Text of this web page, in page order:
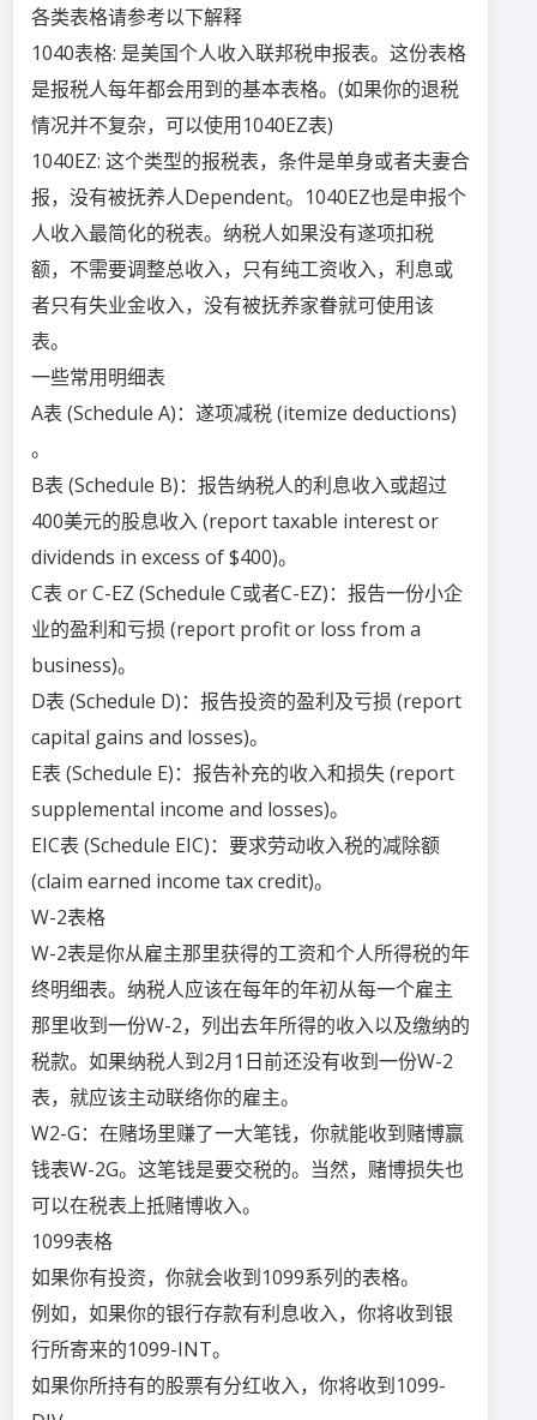
各类表格请参考以下解释
1040表格: 是美国个人收入联邦税申报表。这份表格
是报税人每年都会用到的基本表格。(如果你的退税
情况并不复杂，可以使用1040EZ表)
1040EZ: 这个类型的报税表，条件是单身或者夫妻合
报，没有被抚养人Dependent。1040EZ也是申报个
人收入最简化的税表。纳税人如果没有遂项扣税
额，不需要调整总收入，只有纯工资收入，利息或
者只有失业金收入，没有被抚养家眷就可使用该
表。
一些常用明细表
A表 (Schedule A)：遂项减税 (itemize deductions)
。
B表 (Schedule B)：报告纳税人的利息收入或超过
400美元的股息收入 (report taxable interest or
dividends in excess of $400)。
C表 or C-EZ (Schedule C或者C-EZ)：报告一份小企
业的盈利和亏损 (report profit or loss from a
business)。
D表 (Schedule D)：报告投资的盈利及亏损 (report
capital gains and losses)。
E表 (Schedule E)：报告补充的收入和损失 (report
supplemental income and losses)。
EIC表 (Schedule EIC)：要求劳动收入税的减除额
(claim earned income tax credit)。
W-2表格
W-2表是你从雇主那里获得的工资和个人所得税的年
终明细表。纳税人应该在每年的年初从每一个雇主
那里收到一份W-2，列出去年所得的收入以及缴纳的
税款。如果纳税人到2月1日前还没有收到一份W-2
表，就应该主动联络你的雇主。
W2-G：在赌场里赚了一大笔钱，你就能收到赌博赢
钱表W-2G。这笔钱是要交税的。当然，赌博损失也
可以在税表上抵赌博收入。
1099表格
如果你有投资，你就会收到1099系列的表格。
例如，如果你的银行存款有利息收入，你将收到银
行所寄来的1099-INT。
如果你所持有的股票有分红收入，你将收到1099-